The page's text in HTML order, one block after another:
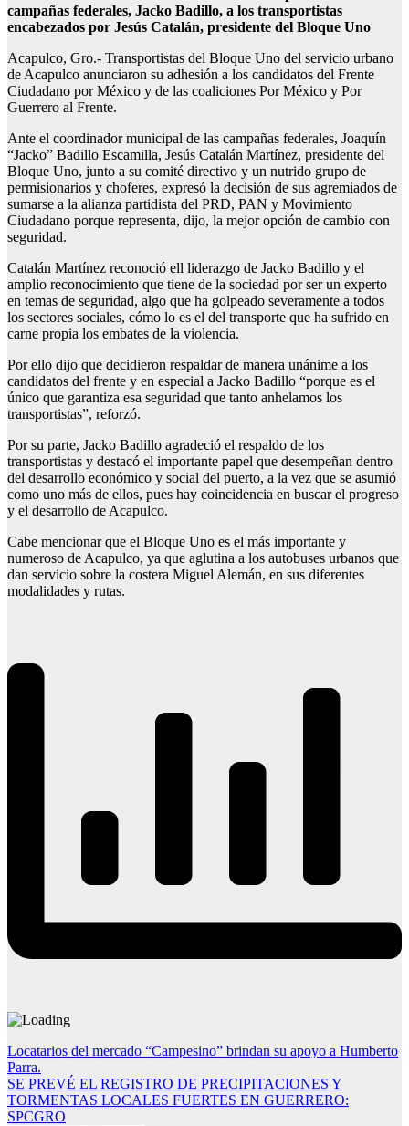
campañas federales, Jacko Badillo, a los transportistas
encabezados por Jesús Catalán, presidente del Bloque Uno
Acapulco, Gro.- Transportistas del Bloque Uno del servicio urbano
de Acapulco anunciaron su adhesión a los candidatos del Frente
Ciudadano por México y de las coaliciones Por México y Por
Guerrero al Frente.
Ante el coordinador municipal de las campañas federales, Joaquín
“Jacko” Badillo Escamilla, Jesús Catalán Martínez, presidente del
Bloque Uno, junto a su comité directivo y un nutrido grupo de
permisionarios y choferes, expresó la decisión de sus agremiados de
sumarse a la alianza partidista del PRD, PAN y Movimiento
Ciudadano porque representa, dijo, la mejor opción de cambio con
seguridad.
Catalán Martínez reconoció ell liderazgo de Jacko Badillo y el
amplio reconocimiento que tiene de la sociedad por ser un experto
en temas de seguridad, algo que ha golpeado severamente a todos
los sectores sociales, cómo lo es el del transporte que ha sufrido en
carne propia los embates de la violencia.
Por ello dijo que decidieron respaldar de manera unánime a los
candidatos del frente y en especial a Jacko Badillo “porque es el
único que garantiza esa seguridad que tanto anhelamos los
transportistas”, reforzó.
Por su parte, Jacko Badillo agradeció el respaldo de los
transportistas y destacó el importante papel que desempeñan dentro
del desarrollo económico y social del puerto, a la vez que se asumió
como uno más de ellos, pues hay coincidencia en buscar el progreso
y el desarrollo de Acapulco.
Cabe mencionar que el Bloque Uno es el más importante y
numeroso de Acapulco, ya que aglutina a los autobuses urbanos que
dan servicio sobre la costera Miguel Alemán, en sus diferentes
modalidades y rutas.
Navegación
de
entradas
Locatarios del mercado “Campesino” brindan su apoyo a Humberto
Parra.
SE PREVÉ EL REGISTRO DE PRECIPITACIONES Y
TORMENTAS LOCALES FUERTES EN GUERRERO:
SPCGRO